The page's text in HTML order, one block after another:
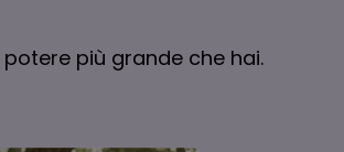
potere più grande che hai.